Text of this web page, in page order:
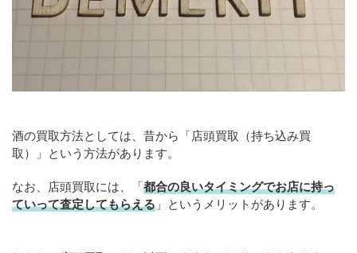
酒の買取方法としては、昔から「店頭買取（持ち込み買
取）」という方法があります。
なお、店頭買取には、「都合の良いタイミングでお店に持っ
ていって査定してもらえる 」というメリットがあります。